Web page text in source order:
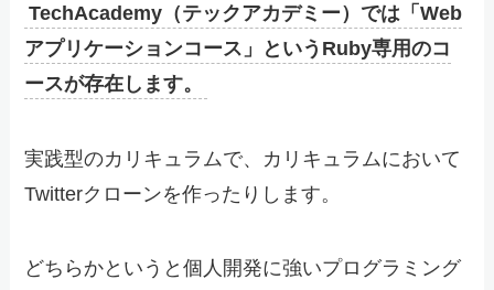
TechAcademy（テックアカデミー）では「Web
アプリケーションコース」というRuby専用のコ
ースが存在します。
実践型のカリキュラムで、カリキュラムにおいて
Twitterクローンを作ったりします。
どちらかというと個人開発に強いプログラミング